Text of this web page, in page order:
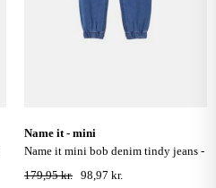
name it - mini
name it mini bob denim tindy jeans -
medium blue denim
179,95 kr. 98,97 kr.